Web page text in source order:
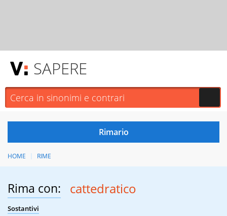
SAPERE
HOME RIME
Rima con: cattedratico
Sostantivi